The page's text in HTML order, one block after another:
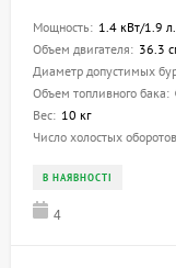
Мощность: 1.4 кВт/1.9
Объем двигателя: 36.3
Диаметр допустимых
Объем топливного бака:
Вес: 10 кг
Число холостых
В НАЯВНОСТІ
4